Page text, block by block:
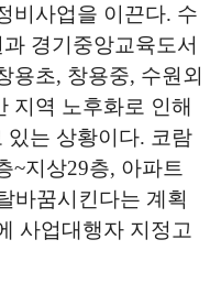
비사업을 이끈다. 수
경기중앙교육도서
용초, 창용중, 수원외
지역 노후화로 인해
있는 상황이다. 코람
~지상29층, 아파트
바꿈시킨다는 계획
사업대행자 지정고